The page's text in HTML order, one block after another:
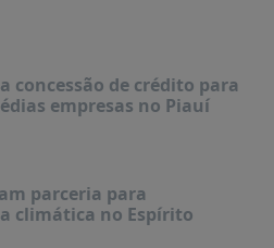
concessão de crédito para
empresas no Piauí
parceria para
climática no Espírito